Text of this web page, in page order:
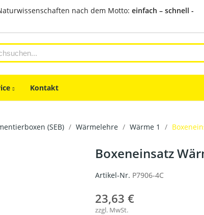
nach dem Motto: einfach – schnell -
Kontakt
(SEB) Wärmelehre Wärme 1
Boxeneinsatz
Artikel-Nr. P7906-4C
23,63 €
zzgl. MwSt.